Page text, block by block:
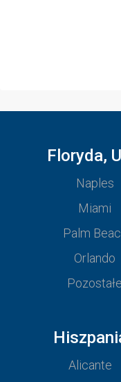
Floryda,
Naples
Miami
Palm
Orlando
Pozostałe
Alicante